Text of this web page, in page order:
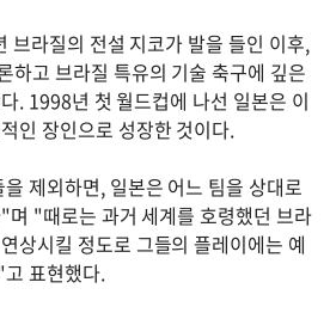
브라질의 전설 지코가 발을 들인 이후,
하고 브라질 특유의 기술 축구에 깊은
. 1998년 첫 월드컵에 나선 일본은 이
인 장인으로 성장한 것이다.
제외하면, 일본은 어느 팀을 상대로
며 "때로는 과거 세계를 호령했던 브라
상시킬 정도로 그들의 플레이에는 예
표현했다.